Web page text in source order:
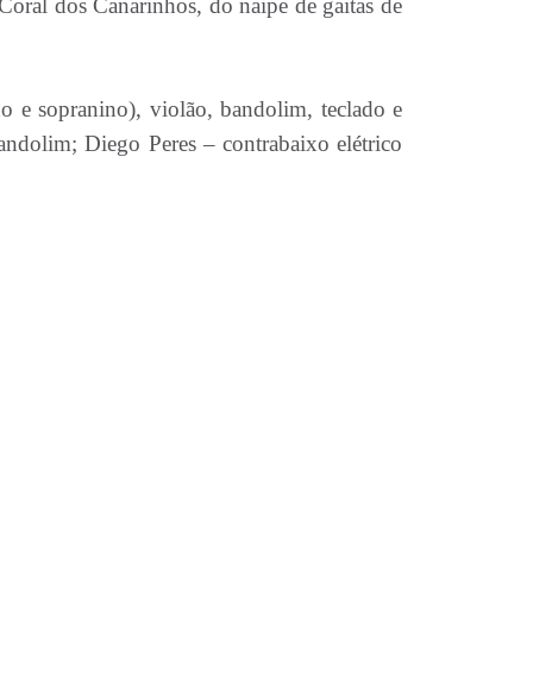
dos Canarinhos, do naipe de gaitas de
e sopranino), violão, bandolim, teclado e
Diego Peres – contrabaixo elétrico